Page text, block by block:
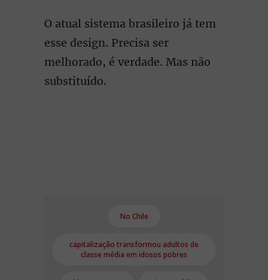
O atual sistema brasileiro já tem
esse design. Precisa ser
melhorado, é verdade. Mas não
substituído.
No Chile
capitalização transformou adultos de
classe média em idosos pobres